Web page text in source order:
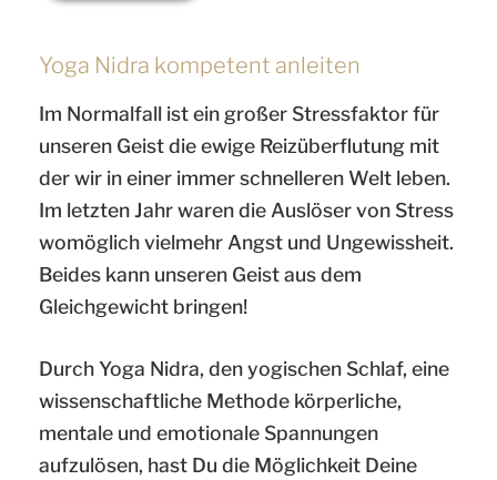
Yoga Nidra kompetent anleiten
Im Normalfall ist ein großer Stressfaktor für
unseren Geist die ewige Reizüberflutung mit
der wir in einer immer schnelleren Welt leben.
Im letzten Jahr waren die Auslöser von Stress
womöglich vielmehr Angst und Ungewissheit.
Beides kann unseren Geist aus dem
Gleichgewicht bringen!
Durch Yoga Nidra, den yogischen Schlaf, eine
wissenschaftliche Methode körperliche,
mentale und emotionale Spannungen
aufzulösen, hast Du die Möglichkeit Deine